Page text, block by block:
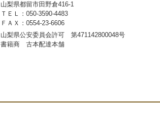
山梨県都留市田野倉416-1
ＴＥＬ：050-3590-4483
ＦＡＸ：0554-23-6606
山梨県公安委員会許可 第471142800048号
書籍商 古本配達本舗